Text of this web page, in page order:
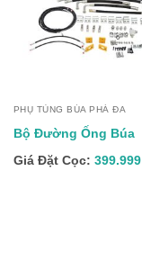
PHỤ TÙNG BÚA PHÁ ĐA
Bộ Đường Ống Búa
Giá Đặt Cọc: 399.999